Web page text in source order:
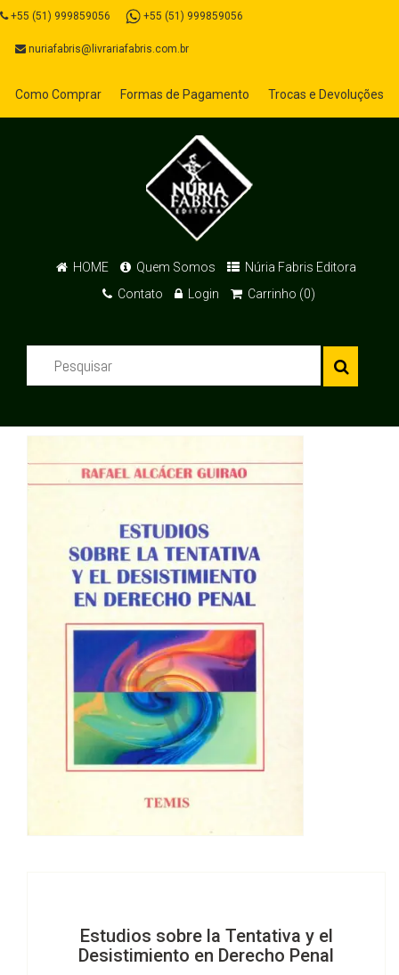
+55 (51) 999859056 +55 (51) 999859056
nuriafabris@livrariafabris.com.br
Como Comprar Formas de Pagamento Trocas e Devoluções
HOME Quem Somos
Núria Fabris Editora
Contato
Login Carrinho (0)
Estudios sobre la Tentativa y el
Desistimiento en Derecho Penal